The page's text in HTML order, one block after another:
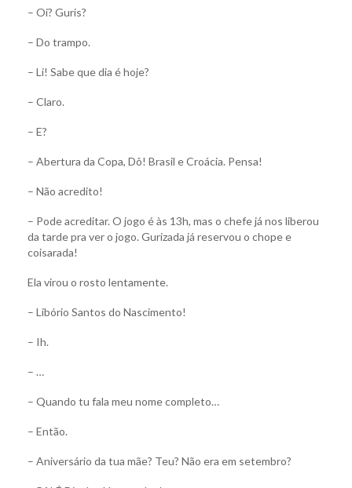
– Oi? Guris?
– Do trampo.
– Li! Sabe que dia é hoje?
– Claro.
– E?
– Abertura da Copa, Dô! Brasil e Croácia. Pensa!
– Não acredito!
– Pode acreditar. O jogo é às 13h, mas o chefe já nos liberou
da tarde pra ver o jogo. Gurizada já reservou o chope e
coisarada!
Ela virou o rosto lentamente.
– Libório Santos do Nascimento!
– Ih.
– …
– Quando tu fala meu nome completo…
– Então.
– Aniversário da tua mãe? Teu? Não era em setembro?